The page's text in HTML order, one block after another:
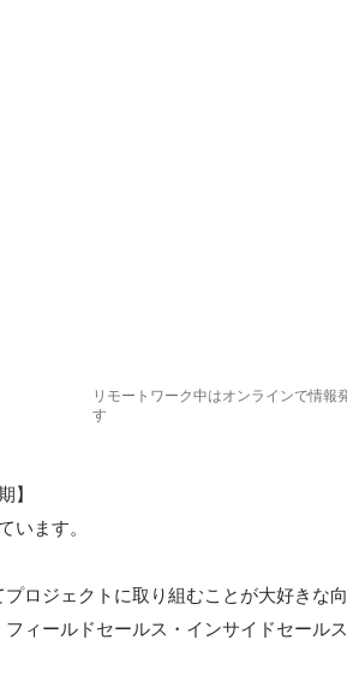
リモートワーク中はオンラインで情報
す
】
ます。
ロジェクトに取り組むことが大好きな
ィールドセールス・インサイドセール